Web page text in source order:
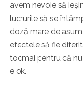
avem nevoie să
lucrurile să se
doză mare de
efectele să fie
tocmai pentru că
e ok.